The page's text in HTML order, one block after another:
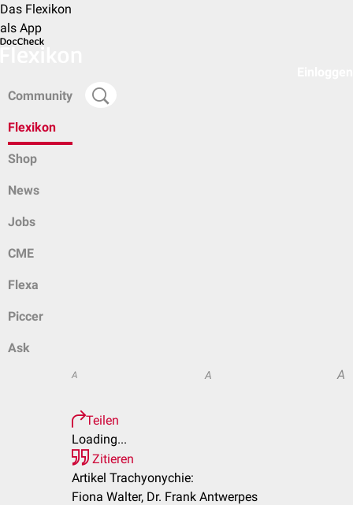
Das Flexikon
als App
Community
Flexikon
Shop
News
Jobs
CME
Flexa
Piccer
Ask
A A A
Teilen
Loading...
Zitieren
Artikel Trachyonychie:
Fiona Walter, Dr. Frank Antwerpes